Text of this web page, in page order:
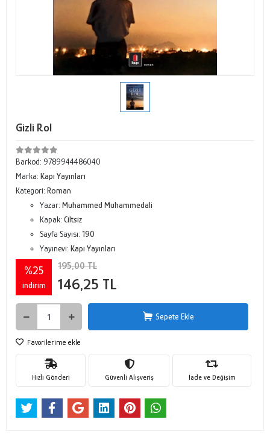
Gizli Rol
Barkod: 9789944486040
Marka: Kapı Yayınları
Kategori: Roman
Yazar: Muhammed Muhammedali
Kapak: Ciltsiz
Sayfa Sayısı: 190
Yayınevi: Kapı Yayınları
%25
indirim
195,00 TL
146,25 TL
Sepete Ekle
Favorilerime ekle
Hızlı Gönderi Güvenli Alışveriş İade ve Değişim